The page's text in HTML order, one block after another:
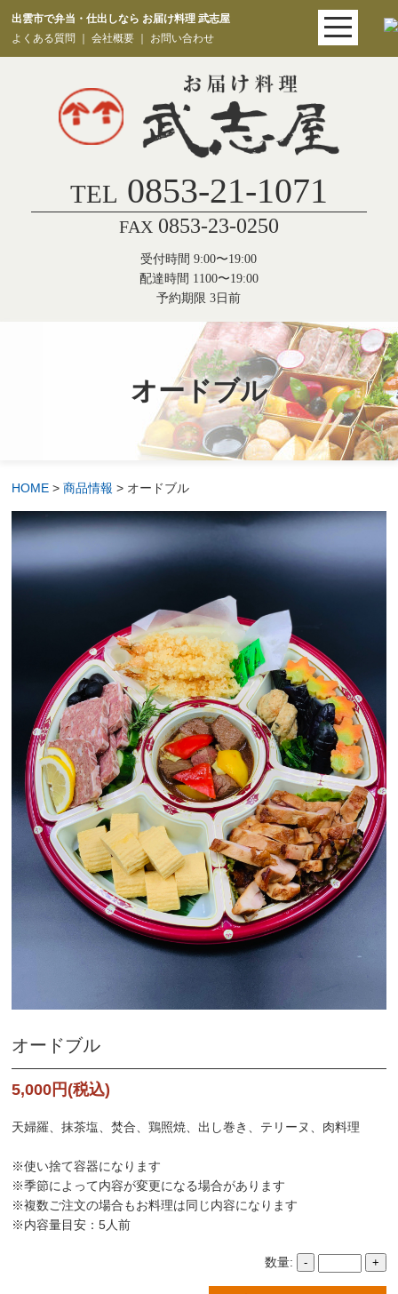
出雲市で弁当・仕出しなら お届け料理 武志屋
よくある質問
｜会社概要 お問い合わせ
TEL 0853-21-1071
FAX 0853-23-0250
受付時間 9:00〜19:00
配達時間 1100〜19:00
予約期限 3日前
オードブル
HOME >商品情報 > オードブル
オードブル
5,000円(税込)
天婦羅、抹茶塩、焚合、鶏照焼、出し巻き、テリーヌ、肉料理
※使い捨て容器になります
※季節によって内容が変更になる場合があります
※複数ご注文の場合もお料理は同じ内容になります
※内容量目安：5人前
数量: - +